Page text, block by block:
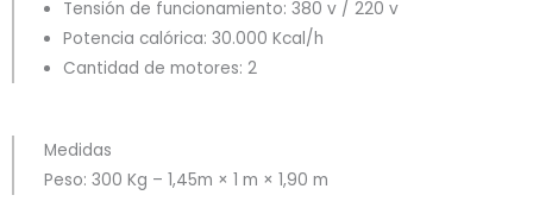
Tensión de funcionamiento: 380 v / 220 v
Potencia calórica: 30.000 Kcal/h
Cantidad de motores: 2
Medidas
Peso: 300 Kg – 1,45m × 1 m × 1,90 m